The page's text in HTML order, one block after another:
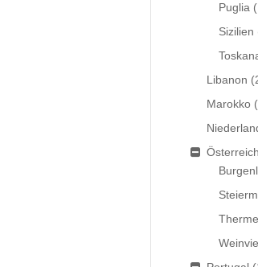
Puglia
Sizilien
Libanon
Marokko
Österreich